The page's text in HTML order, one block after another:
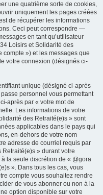
une quatrième sorte de cookies,
uniquement les pages créées
de récupérer les informations
Ceci peut correspondre —
en tant qu’utilisateur
Loisirs et Solidarité des
compte ») et les messages que
votre connexion (désignés ci-
unique (désigné ci-après
personnel vous permettant
après par « votre mot de
Les informations de votre
des Retraité(e)s » sont
applicables dans le pays qui
en-dehors de votre nom
adresse de courriel requis par
» durant votre
la seule discrétion de « @gora
». Dans tous les cas, vous
compte vous souhaitez rendre
de vous abonner ou non à la
option disponible sur votre